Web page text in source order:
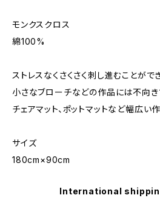
モンクスクロス
綿100%
ストレスなくさくさく刺し進むことがで
小さなブローチなどの作品には不向き
チェアマット、ポットマットなど幅広い
サイズ
180cm×90cm
International